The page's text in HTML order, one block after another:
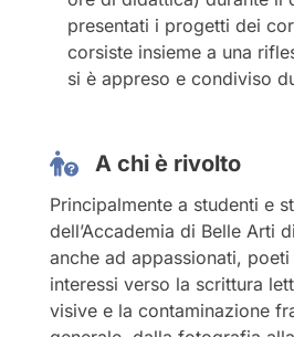
presentati i progetti dei
corsiste insieme a una
si è appreso e condiviso
A chi è rivolto
Principalmente a studenti e
dell’Accademia di Belle Arti
anche ad appassionati,
interessi verso la scrittura
visive e la contaminazione